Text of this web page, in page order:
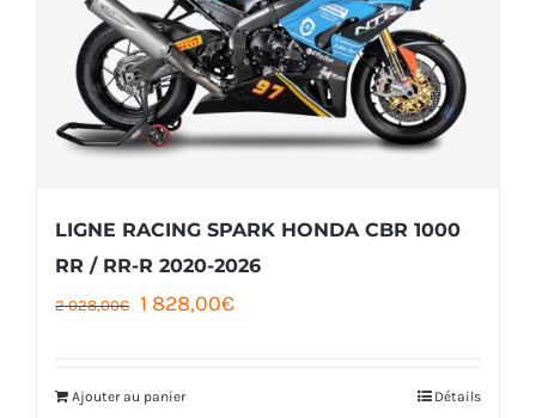
LIGNE RACING SPARK HONDA CBR 1000
RR / RR-R 2020-2026
Le
était :
1 828,00€
Ajouter au panier Détails